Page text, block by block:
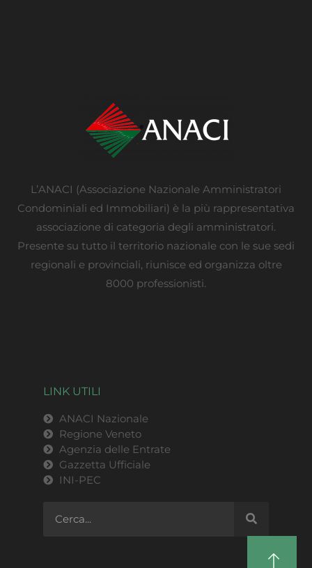
L’ANACI (Associazione Nazionale Amministratori
Condominiali ed Immobiliari) è la più rappresentativa
associazione di categoria degli amministratori.
Presente su tutto il territorio nazionale con le sue sedi
regionali e provinciali, riunisce ed organizza oltre
8000 professionisti.
LINK UTILI
ANACI Nazionale
Regione Veneto
Agenzia delle Entrate
Gazzetta Ufficiale
INI-PEC